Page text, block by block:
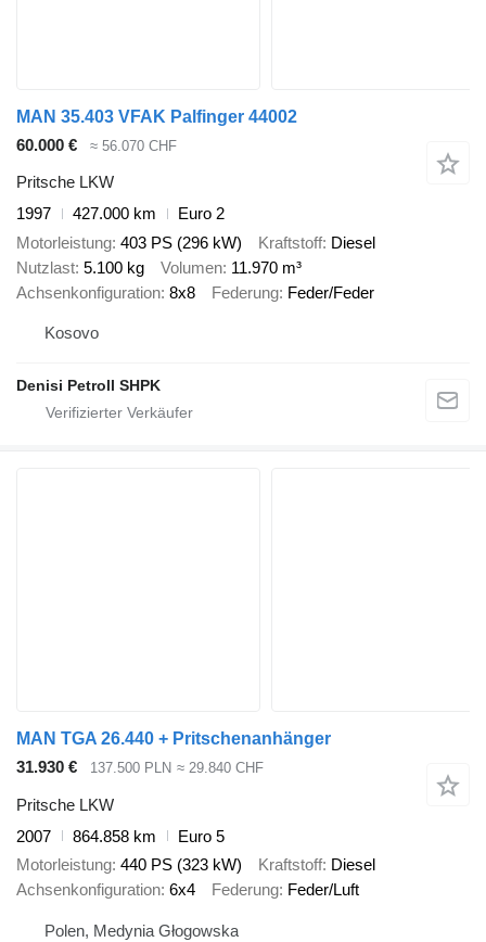
MAN 35.403 VFAK Palfinger 44002
60.000 €
≈ 56.070 CHF
Pritsche LKW
1997
427.000 km
Euro 2
Motorleistung 403 PS (296 kW) Kraftstoff Diesel
Nutzlast 5.100 kg Volumen 11.970 m³
Achsenkonfiguration 8x8 Federung Feder/Feder
Kosovo
Denisi Petroll SHPK
MAN TGA 26.440 + Pritschenanhänger
31.930 €
137.500 PLN ≈ 29.840 CHF
Pritsche LKW
2007
864.858 km
Euro 5
Motorleistung 440 PS (323 kW) Kraftstoff Diesel
Achsenkonfiguration 6x4 Federung Feder/Luft
Polen, Medynia Głogowska